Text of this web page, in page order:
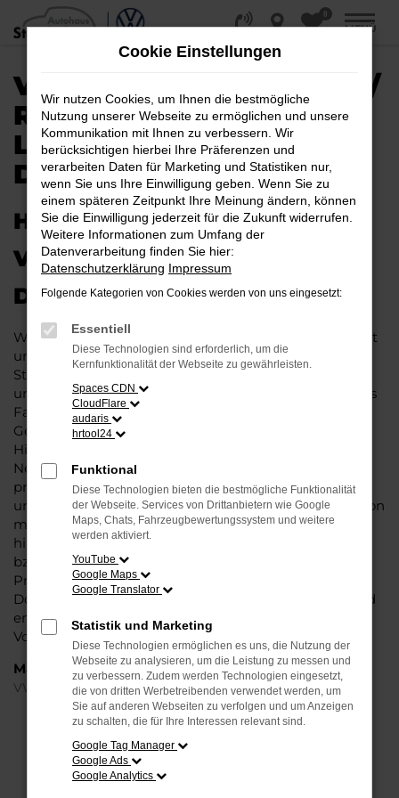
Zum
Hauptinhalt
0
MENÜ
VW ID.3 EU-NEUWAGEN /
REIMPORT |
LIEFERSERVICE NACH
DORTMUND
HERAUSRAGENDE QUALITÄT:
VW ID.3 EU-NEUWAGEN FÜR
DORTMUND
Wer in puncto Qualität keinerlei Kompromisse eingeht
und bei Fahrten durch Dortmund auf dem neuesten
Stand der Automobiltechnik sein möchte, landet
unweigerlich bei einem VW ID.3 EU-Neuwagen. Dieses
Fahrzeug überzeugt vor allem in der aktuellen
Generation in den Vergleichstests und gilt in vielerlei
Hinsicht als Trendsetter. Wenn Sie Ihren VW ID.3 EU-
Neuwagen für Dortmund bei Steinböhmer kaufen,
profitieren Sie gleich mehrfach. So bieten wir einen
umfangreichen Service und bringen eine Erfahrung von
mehr als 80 Jahren in die Beratung mit ein. Darüber
hinaus sichern Sie sich bei jedem Kauf einen Rabatt
bzw. Nachlass, der teilweise im zweistelligen
Prozentbereich liegt. VW ID.3 EU-Neuwagen für
Dortmund sind bei uns auch im Leasing zu haben und
entsprechend zu 100 Prozent Ihren individuellen
Vorstellungen.
Marken
VW
FEHLER: NETWORK ERROR
Beim Laden ist ein Fehler aufgetreten.
Cookie Einstellungen
Wir nutzen Cookies, um Ihnen die bestmögliche
Nutzung unserer Webseite zu ermöglichen und unsere
Kommunikation mit Ihnen zu verbessern. Wir
berücksichtigen hierbei Ihre Präferenzen und
verarbeiten Daten für Marketing und Statistiken nur,
wenn Sie uns Ihre Einwilligung geben. Wenn Sie zu
einem späteren Zeitpunkt Ihre Meinung ändern, können
Sie die Einwilligung jederzeit für die Zukunft widerrufen.
Weitere Informationen zum Umfang der
Datenverarbeitung finden Sie hier:
Datenschutzerklärung Impressum
Folgende Kategorien von Cookies werden von uns eingesetzt:
Essentiell
Diese Technologien sind erforderlich, um die
Kernfunktionalität der Webseite zu gewährleisten.
Spaces CDN
CloudFlare
audaris
hrtool24
Funktional
Diese Technologien bieten die bestmögliche Funktionalität
der Webseite. Services von Drittanbietern wie Google
Maps, Chats, Fahrzeugbewertungssystem und weitere
werden aktiviert.
YouTube
Google Maps
Google Translator
Statistik und Marketing
Diese Technologien ermöglichen es uns, die Nutzung der
Webseite zu analysieren, um die Leistung zu messen und
zu verbessern. Zudem werden Technologien eingesetzt,
die von dritten Werbetreibenden verwendet werden, um
Sie auf anderen Webseiten zu verfolgen und um Anzeigen
zu schalten, die für Ihre Interessen relevant sind.
Google Tag Manager
Google Ads
Google Analytics